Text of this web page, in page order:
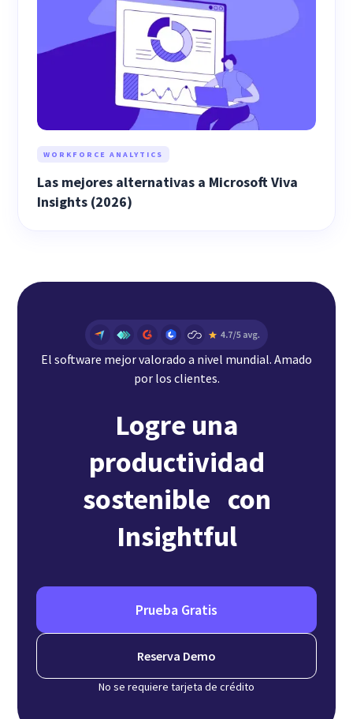
WORKFORCE ANALYTICS
Las mejores alternativas a Microsoft Viva
Insights (2026)
El software mejor valorado a nivel mundial. Amado
por los clientes.
Logre una
productividad
sostenible con
Insightful
Prueba Gratis
Reserva Demo
No se requiere tarjeta de crédito